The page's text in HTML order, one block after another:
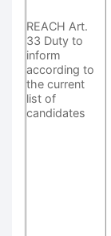
REACH Art.
33 Duty to
inform
according to
the current
list of
candidates